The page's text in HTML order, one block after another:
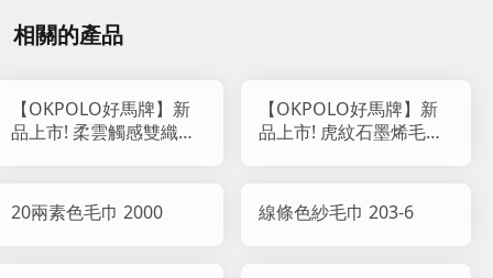
相關的產品
【OKPOLO好馬牌】新
品上市! 柔雲觸感雙織紋
【OKPOLO好馬牌】新
品上市! 虎紋石墨烯毛巾
20兩素色毛巾 2000 線條色紗毛巾 203-6